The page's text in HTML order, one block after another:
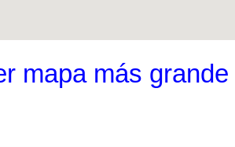
mapa más grande